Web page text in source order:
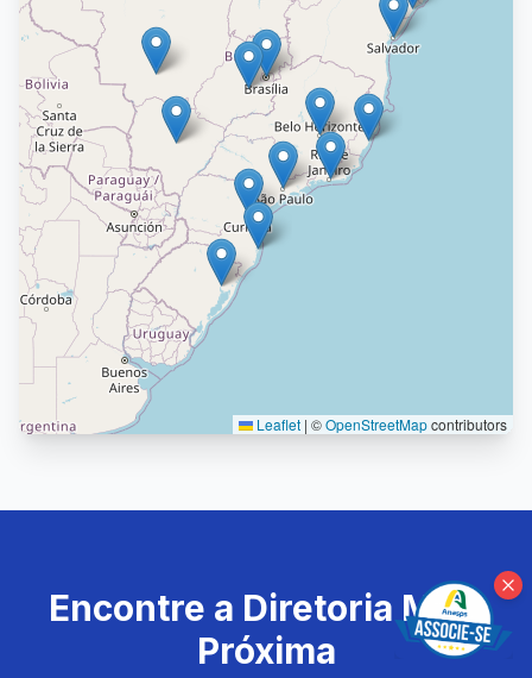
Leaflet | ©OpenStreetMapcontributors
Encontre a Diretoria Mais
Próxima